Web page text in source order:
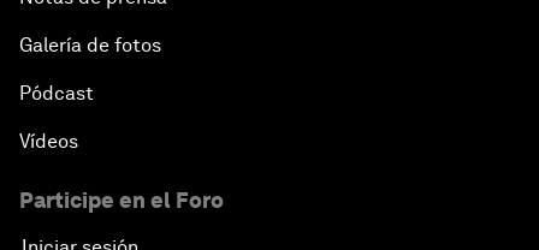
Galería de fotos
Pódcast
Vídeos
Participe en el Foro